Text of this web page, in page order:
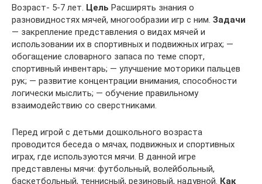
Возраст- 5-7 лет. Цель Расширять знания о
разновидностях мячей, многообразии игр с ним. Задачи
— закрепление представления о видах мячей и
использовании их в спортивных и подвижных играх; —
обогащение словарного запаса по теме спорт,
спортивный инвентарь; — улучшение моторики пальцев
рук; — развитие концентрации внимания, способности
логически мыслить; — обучение правильному
взаимодействию со сверстниками.
Перед игрой с детьми дошкольного возраста
проводится беседа о мячах, подвижных и спортивных
играх, где используются мячи. В данной игре
представлены мячи: футбольный, волейбольный,
баскетбольный, теннисный, резиновый, надувной. Как